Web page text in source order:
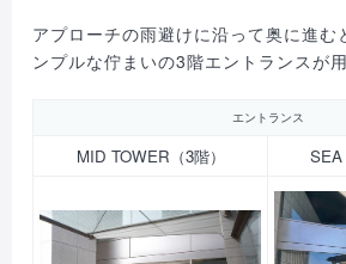
アプローチの雨避けに沿って奥に進む
ンプルな佇まいの3階エントランスが
エントランス
MID TOWER（3階） SEA